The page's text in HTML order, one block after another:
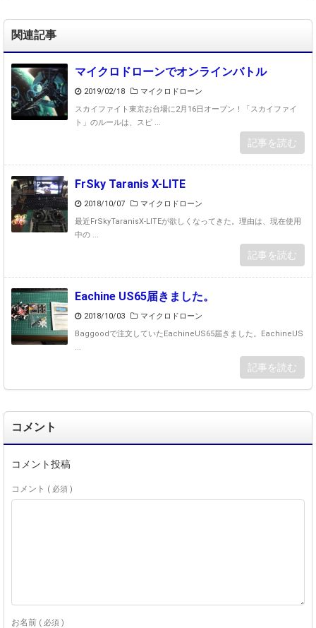
関連記事
マイクロドローンでオンラインバトル
2019/02/18
マイクロドローン
スカイファイト東京お台場に2月16日オープン！「スカイファイ
ト」のルールは、スピ ...
記事を読む
FrSky Taranis X-LITE
2018/10/07
マイクロドローン
最近FrSkyTaranisX-LITEが欲しくなってきた。理由は、現在使用
中の ...
記事を読む
Eachine US65届きました。
2018/10/03
マイクロドローン
Baggoodで注文していたEachineUS65届きました。EachineUS
...
記事を読む
コメント
コメント投稿
コメント ( 必須 )
お名前 ( 必須 )